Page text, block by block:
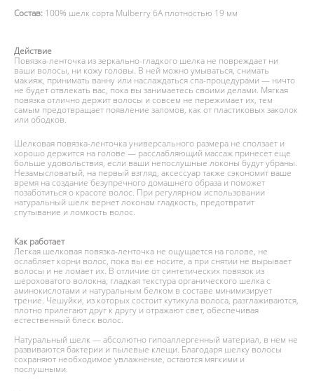
Состав: 100% шелк сорта Mulberry 6А плотностью 19 мм
Действие
Повязка-ленточка из зеркально-гладкого шелка не повреждает ни
ваши волосы, ни кожу головы. В ней можно умываться, снимать
макияж, принимать ванну или наслаждаться спа-процедурами — ничто
не будет отвлекать вас, пока вы занимаетесь своими делами. Мягкая
повязка отлично держит волосы и совсем не пережимает их, тем
самым предотвращает появление заломов, как от пластиковых заколок
или ободков.
Шелковая повязка-ленточка универсального размера не сползает и
хорошо держится на голове — расслабляющий массаж принесет еще
больше удовольствия, если ваши непослушные локоны будут убраны.
Незамысловатый, на первый взгляд, аксессуар также сэкономит ваше
время на создание безупречного домашнего образа и поможет
позаботиться о красоте волос. При регулярном использовании
натуральный шелк вернет локонам гладкость, предотвратит
спутывание и ломкость волос.
Как работает
Легкая шелковая повязка-ленточка не ощущается на голове, не
ослабляет корни волос, пока вы ее носите, а при снятии не вырывает
волосы и не ломает их. В отличие от синтетических повязок из
шероховатого волокна, гладкая текстура органического шелка с
аминокислотами и натуральным белком в составе минимизирует
трение. Чешуйки, из которых состоит кутикула волоса, разглаживаются,
плотно прилегают друг к другу и отражают свет, обеспечивая
естественный блеск волос.
Натуральный шелк — абсолютно гипоаллергенный материал, в нем не
развиваются бактерии и пылевые клещи. Благодаря шелку волосы
сохраняют необходимое увлажнение, остаются мягкими и
послушными.